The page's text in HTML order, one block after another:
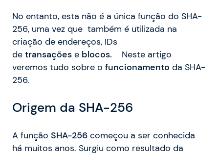
No entanto, esta não é a única função do SHA-
256, uma vez que também é utilizada na
criação de endereços, IDs
de transações e blocos. Neste artigo
veremos tudo sobre o funcionamento da SHA-
256.
Origem da SHA-256
A função SHA-256 começou a ser conhecida
há muitos anos. Surgiu como resultado da